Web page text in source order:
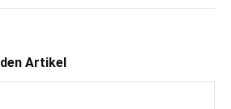
Artikel